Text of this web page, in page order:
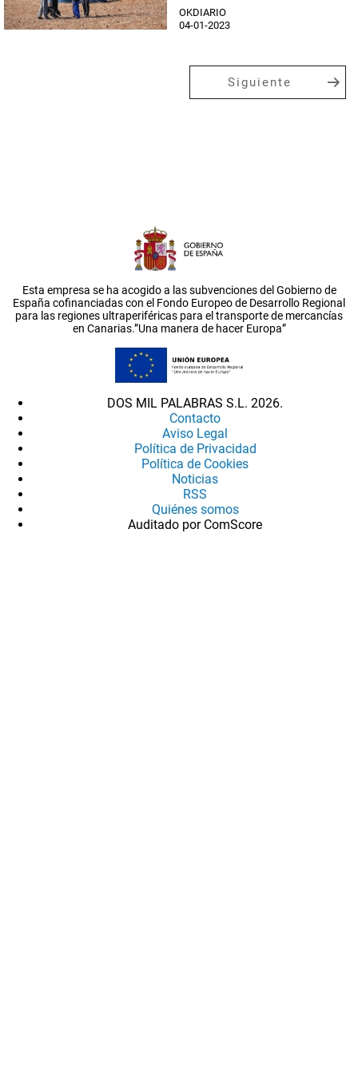
OKDIARIO
04-01-2023
Siguiente
Esta empresa se ha acogido a las subvenciones del Gobierno de
España cofinanciadas con el Fondo Europeo de Desarrollo Regional
para las regiones ultraperiféricas para el transporte de mercancías
en Canarias.”Una manera de hacer Europa”
DOS MIL PALABRAS S.L. 2026.
Contacto
Aviso Legal
Política de Privacidad
Política de Cookies
Noticias
RSS
Quiénes somos
Auditado por ComScore